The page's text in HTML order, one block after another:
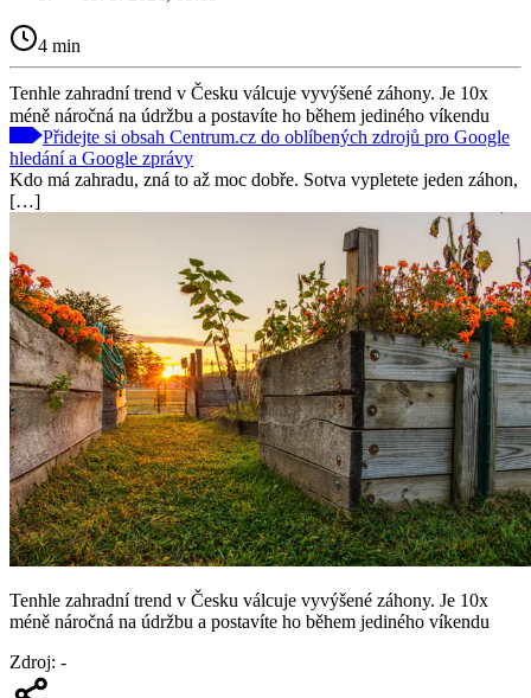
4 min
Tenhle zahradní trend v Česku válcuje vyvýšené záhony. Je 10x
méně náročná na údržbu a postavíte ho během jediného víkendu
Přidejte si obsah Centrum.cz do oblíbených zdrojů pro Google
hledání a Google zprávy
Kdo má zahradu, zná to až moc dobře. Sotva vypletete jeden záhon,
[…]
Tenhle zahradní trend v Česku válcuje vyvýšené záhony. Je 10x
méně náročná na údržbu a postavíte ho během jediného víkendu
Zdroj: -